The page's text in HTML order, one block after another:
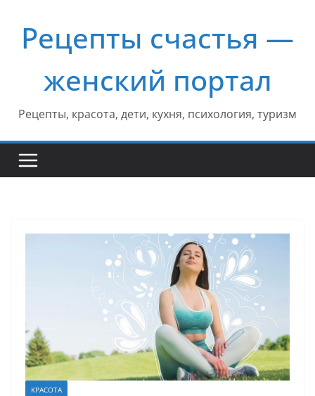
содержимому
Рецепты счастья —
женский портал
Рецепты, красота, дети, кухня, психология, туризм
КРАСОТА